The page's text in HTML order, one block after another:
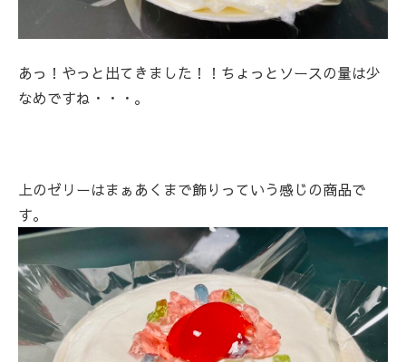
あっ！やっと出てきました！！ちょっとソースの量は少
なめですね・・・。
上のゼリーはまぁあくまで飾りっていう感じの商品で
す。